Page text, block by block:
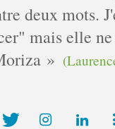
deux mots.
mais elle